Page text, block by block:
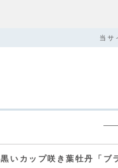
当サ
黒いカップ咲き葉牡丹「ブ